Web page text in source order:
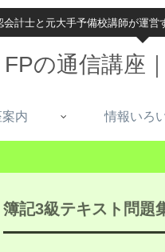
会計士と元大手予備校講師が運営
の通信講座
内 情報いろ
簿記3級テキスト問題